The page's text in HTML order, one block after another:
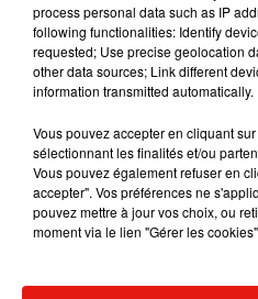
puisque l’ex-candidat deDanse
l’honneur sur scène sa
Généreux sur scène, Tayc l'a
coulisses, et a pris le temps de
signer des autographes pour
pied ferme !
process personal data such as IP
following functionalities: Identify
requested; Use precise geolocation
other data sources; Link different
information transmitted automatically.
Vous pouvez accepter en cliquant
sélectionnant les finalités et/ou
Vous pouvez également refuser en
accepter". Vos préférences ne
pouvez mettre à jour vos choix, ou
moment via le lien "Gérer les